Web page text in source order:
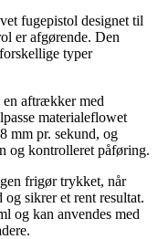
fugepistol designet til
er afgørende. Den
typer
aftrækker med
materialeflowet
mm pr. sekund, og
og kontrolleret påføring.
frigør trykket, når
sikrer et rent resultat.
og kan anvendes med